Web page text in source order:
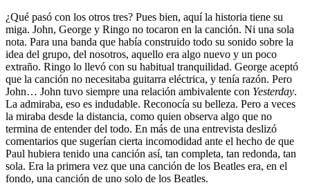
¿Qué pasó con los otros tres? Pues bien, aquí la historia tiene su
miga. John, George y Ringo no tocaron en la canción. Ni una sola
nota. Para una banda que había construido todo su sonido sobre la
idea del grupo, del nosotros, aquello era algo nuevo y un poco
extraño. Ringo lo llevó con su habitual tranquilidad. George aceptó
que la canción no necesitaba guitarra eléctrica, y tenía razón. Pero
John… John tuvo siempre una relación ambivalente con Yesterday.
La admiraba, eso es indudable. Reconocía su belleza. Pero a veces
la miraba desde la distancia, como quien observa algo que no
termina de entender del todo. En más de una entrevista deslizó
comentarios que sugerían cierta incomodidad ante el hecho de que
Paul hubiera tenido una canción así, tan completa, tan redonda, tan
sola. Era la primera vez que una canción de los Beatles era, en el
fondo, una canción de uno solo de los Beatles.